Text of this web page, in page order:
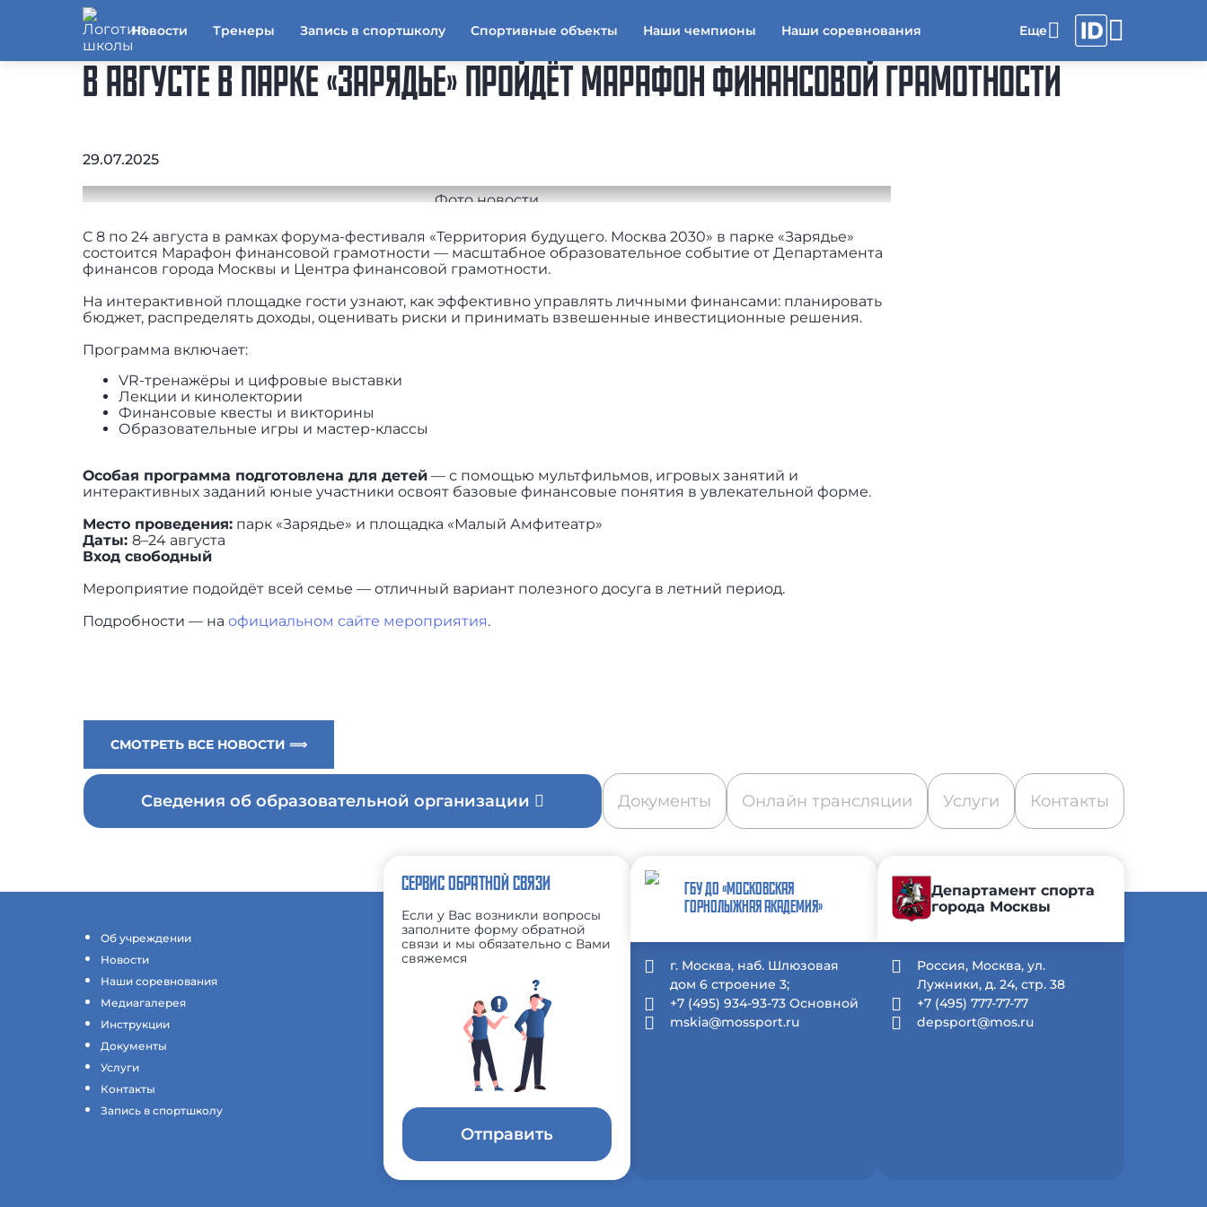
Новости Тренеры Запись в спортшколу Спортивные объекты Наши чемпионы Наши соревнования
В АВГУСТЕ В ПАРКЕ «ЗАРЯДЬЕ» ПРОЙДЁТ МАРАФОН ФИНАНСОВОЙ ГРАМОТНОСТИ
29.07.2025
С 8 по 24 августа в рамках форума-фестиваля «Территория будущего. Москва 2030» в парке «Зарядье»
состоится Марафон финансовой грамотности — масштабное образовательное событие от Департамента
финансов города Москвы и Центра финансовой грамотности.
На интерактивной площадке гости узнают, как эффективно управлять личными финансами: планировать
бюджет, распределять доходы, оценивать риски и принимать взвешенные инвестиционные решения.
Программа включает:
VR-тренажёры и цифровые выставки
Лекции и кинолектории
Финансовые квесты и викторины
Образовательные игры и мастер-классы
Особая программа подготовлена для детей — с помощью мультфильмов, игровых занятий и
интерактивных заданий юные участники освоят базовые финансовые понятия в увлекательной форме.
Место проведения: парк «Зарядье» и площадка «Малый Амфитеатр»
Даты: 8–24 августа
Вход свободный
Мероприятие подойдёт всей семье — отличный вариант полезного досуга в летний период.
Подробности — на официальном сайте мероприятия.
СМОТРЕТЬ ВСЕ НОВОСТИ ⟹
Сведения об образовательной организации Документы Онлайн трансляции Услуги Контакты
Об учреждении
Новости
Наши соревнования
Медиагалерея
Инструкции
Документы
Услуги
Контакты
Запись в спортшколу
СЕРВИС ОБРАТНОЙ СВЯЗИ
Если у Вас возникли вопросы
заполните форму обратной
связи и мы обязательно с Вами
свяжемся
Отправить
ГБУ ДО «МОСКОВСКАЯ
ГОРНОЛЫЖНАЯ АКАДЕМИЯ»
г. Москва, наб. Шлюзовая
дом 6 строение 3;
+7 (495) 934-93-73 Основной
mskia@mossport.ru
Департамент спорта
города Москвы
Россия, Москва, ул.
Лужники, д. 24, стр. 38
+7 (495) 777-77-77
depsport@mos.ru